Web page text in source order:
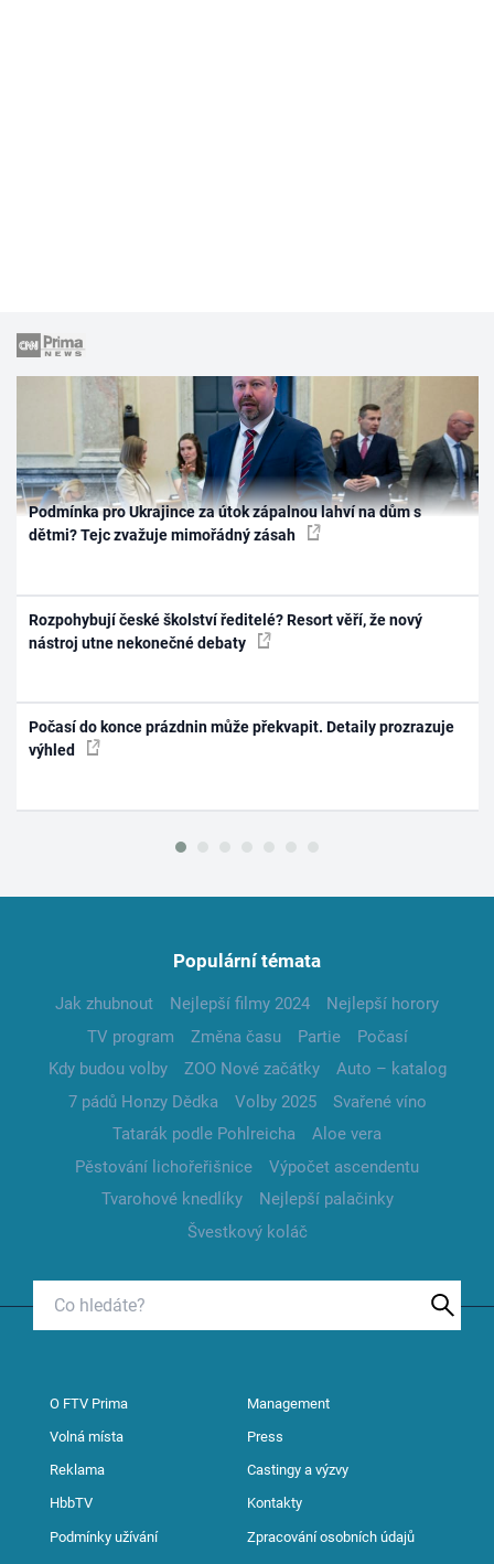
Podmínka pro Ukrajince za útok zápalnou lahví na dům s
dětmi? Tejc zvažuje mimořádný zásah
Rozpohybují české školství ředitelé? Resort věří, že nový
nástroj utne nekonečné debaty
Počasí do konce prázdnin může překvapit. Detaily prozrazuje
výhled
Populární témata
Jak zhubnout Nejlepší filmy 2024
Nejlepší horory
TV program
Změna času Partie
Počasí
Kdy budou volby
ZOO Nové začátky
Auto – katalog
7 pádů Honzy Dědka
Volby 2025
Svařené víno
Tatarák podle Pohlreicha
Aloe vera
Pěstování lichořeřišnice
Výpočet ascendentu
Tvarohové knedlíky
Nejlepší palačinky
Švestkový koláč
O FTV Prima Management
Volná místa Press
Reklama Castingy a výzvy
HbbTV Kontakty
Podmínky užívání Zpracování osobních údajů